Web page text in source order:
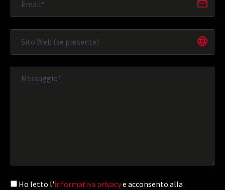
Ho letto l'informativa privacye acconsento alla